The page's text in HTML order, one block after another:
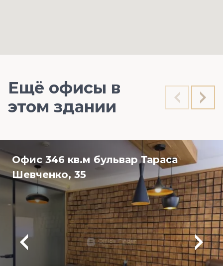
Ещё офисы в
этом здании
Офис 346 кв.м бульвар Тараса
Шевченко, 35